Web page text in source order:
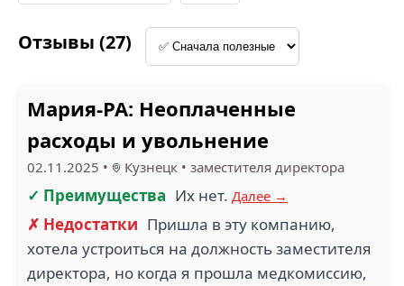
ФОТОН (1)
PRIME CALL ПРАЙМ
КОЛЛ (1) СПЕКТРУМ (1)
Отзывы (27)
Мария-РА: Неоплаченные
расходы и увольнение
02.11.2025 • Кузнецк • заместителя директора
✓ Преимущества Их нет. Далее →
✗ Недостатки Пришла в эту компанию,
хотела устроиться на должность заместителя
директора, но когда я прошла медкомиссию,